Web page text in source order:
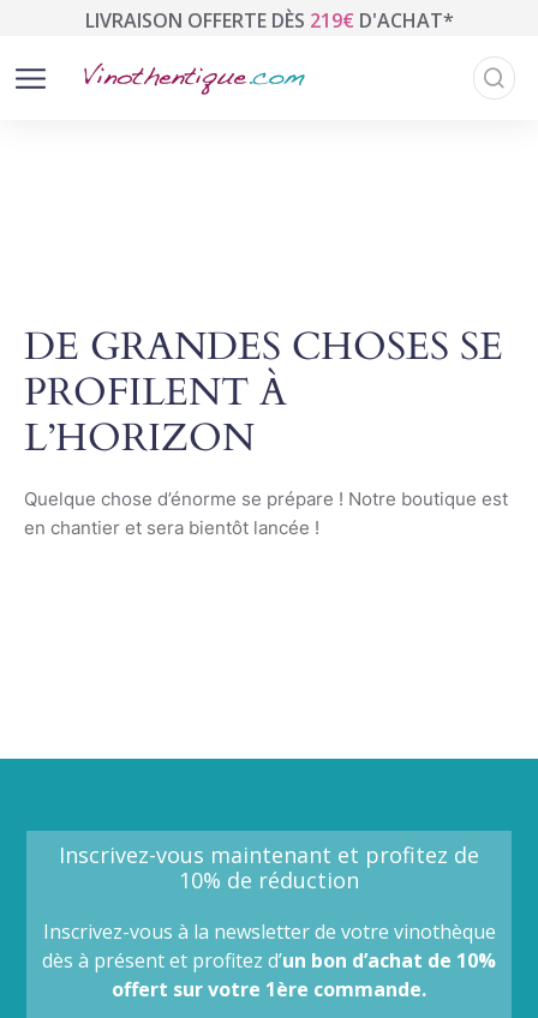
LIVRAISON OFFERTE DÈS 219€ D'ACHAT*
DE GRANDES CHOSES SE
PROFILENT À
L’HORIZON
Quelque chose d’énorme se prépare ! Notre boutique est
en chantier et sera bientôt lancée !
Inscrivez-vous maintenant et profitez de
10% de réduction
Inscrivez-vous à la newsletter de votre vinothèque
dès à présent et profitez d’un bon d’achat de 10%
offert sur votre 1ère commande.